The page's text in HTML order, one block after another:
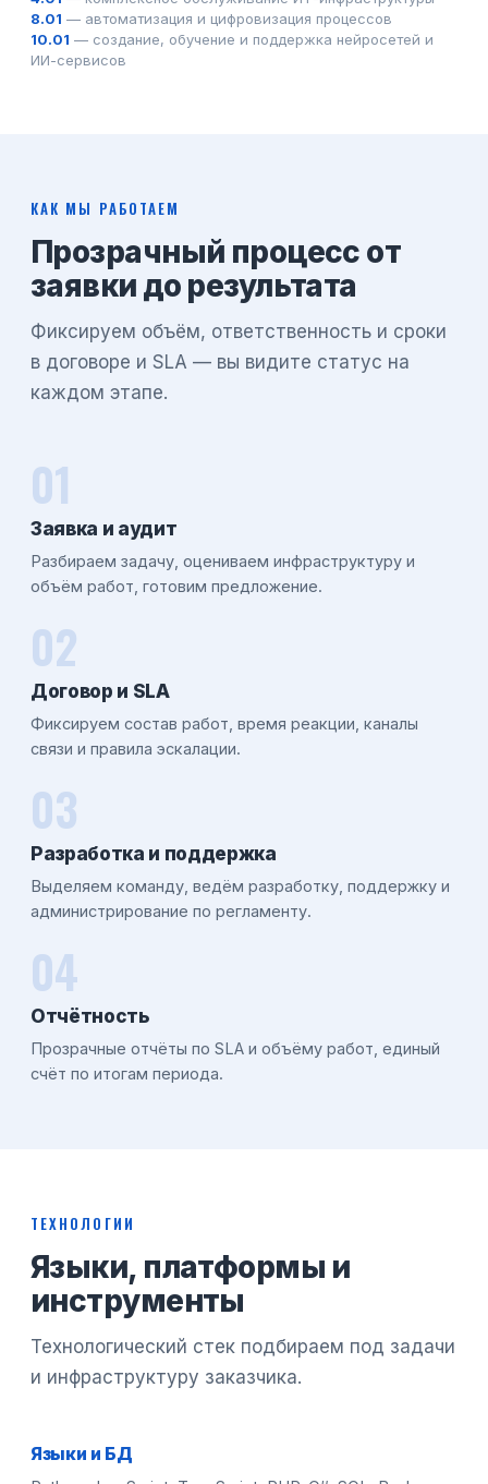
8.01 — автоматизация и цифровизация процессов
10.01 — создание, обучение и поддержка нейросетей и
ИИ-сервисов
КАК МЫ РАБОТАЕМ
Прозрачный процесс от
заявки до результата
Фиксируем объём, ответственность и сроки
в договоре и SLA — вы видите статус на
каждом этапе.
Заявка и аудит
Разбираем задачу, оцениваем инфраструктуру и
объём работ, готовим предложение.
Договор и SLA
Фиксируем состав работ, время реакции, каналы
связи и правила эскалации.
Разработка и поддержка
Выделяем команду, ведём разработку, поддержку и
администрирование по регламенту.
Отчётность
Прозрачные отчёты по SLA и объёму работ, единый
счёт по итогам периода.
ТЕХНОЛОГИИ
Языки, платформы и
инструменты
Технологический стек подбираем под задачи
и инфраструктуру заказчика.
Языки и БД